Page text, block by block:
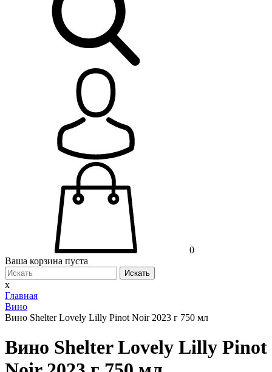
0
Ваша корзина пуста
Искать
x
Главная
Вино
Вино Shelter Lovely Lilly Pinot Noir 2023 г 750 мл
Вино Shelter Lovely Lilly Pinot